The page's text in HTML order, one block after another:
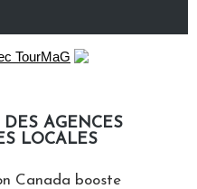
AGENCES
LOCALES
Canada booste